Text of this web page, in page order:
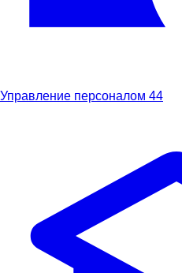
Управление персоналом 44